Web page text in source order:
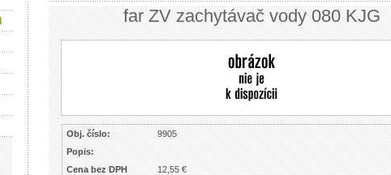
far ZV zachytávač vody 080 KJG
Obj. číslo:
9905
Popis:
Cena bez DPH
12,55 €